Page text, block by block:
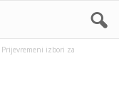
izbori za